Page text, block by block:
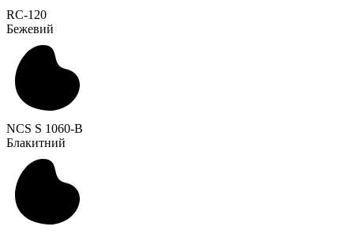
RC-120
Бежевий
NCS S 1060-B
Блакитний